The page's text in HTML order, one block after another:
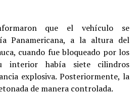
que el vehículo se
Panamericana, a la altura del
cuando fue bloqueado por los
interior había siete cilindros
explosiva. Posteriormente, la
de manera controlada.